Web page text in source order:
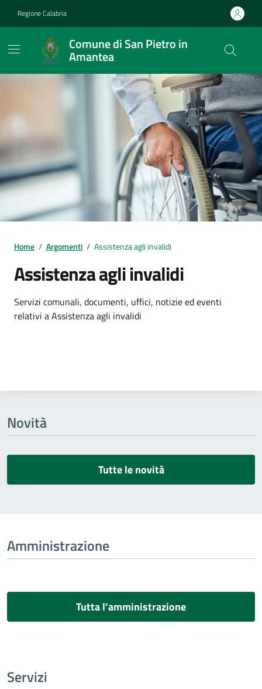
Regione Calabria
Comune di San Pietro in
Amantea
Home / Argomenti / Assistenza agli invalidi
Assistenza agli invalidi
Dettagli dell'argomento
Servizi comunali, documenti, uffici, notizie ed eventi
relativi a Assistenza agli invalidi
Novità
Tutte le novità
Amministrazione
Tutta l’amministrazione
Servizi